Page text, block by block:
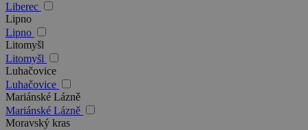
Liberec
Lipno
Lipno
Litomyšl
Litomyšl
Luhačovice
Luhačovice
Mariánské Lázně
Mariánské Lázně
Moravský kras